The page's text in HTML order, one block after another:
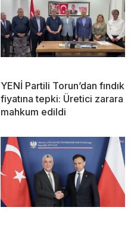
YENİ Partili Torun’dan fındık
fiyatına tepki: Üretici zarara
mahkum edildi